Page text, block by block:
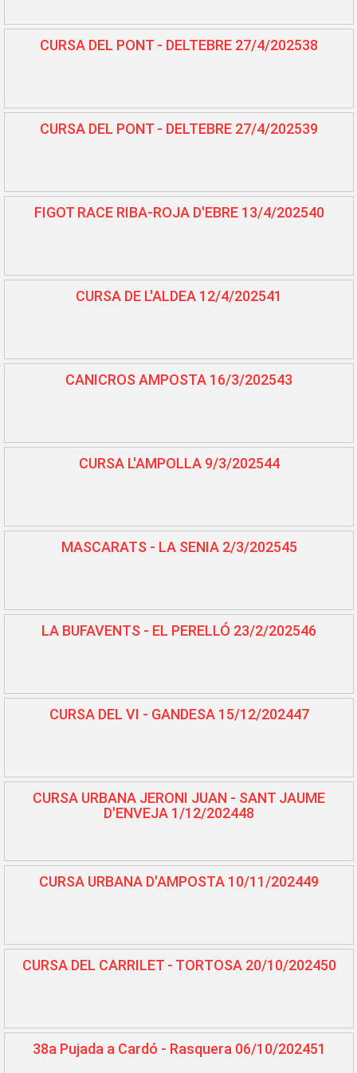
CURSA DEL PONT - DELTEBRE 27/4/202538
CURSA DEL PONT - DELTEBRE 27/4/202539
FIGOT RACE RIBA-ROJA D'EBRE 13/4/202540
CURSA DE L'ALDEA 12/4/202541
CANICROS AMPOSTA 16/3/202543
CURSA L'AMPOLLA 9/3/202544
MASCARATS - LA SENIA 2/3/202545
LA BUFAVENTS - EL PERELLÓ 23/2/202546
CURSA DEL VI - GANDESA 15/12/202447
CURSA URBANA JERONI JUAN - SANT JAUME
D'ENVEJA 1/12/202448
CURSA URBANA D'AMPOSTA 10/11/202449
CURSA DEL CARRILET - TORTOSA 20/10/202450
38a Pujada a Cardó - Rasquera 06/10/202451